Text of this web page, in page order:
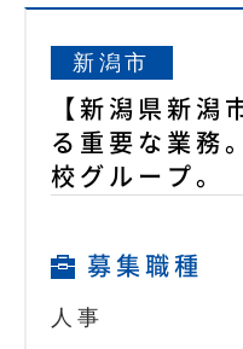
新潟市
【新潟県新潟
る重要な業務
校グループ。
募集職種
人事